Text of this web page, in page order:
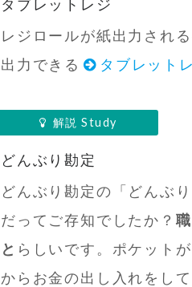
タブレットレジ
レジロールが紙出力され
出力できる
タブレット
解説 Study
どんぶり勘定
どんぶり勘定の「どんぶ
だってご存知でしたか？
と らしいです。ポケット
からお金の出し入れをし